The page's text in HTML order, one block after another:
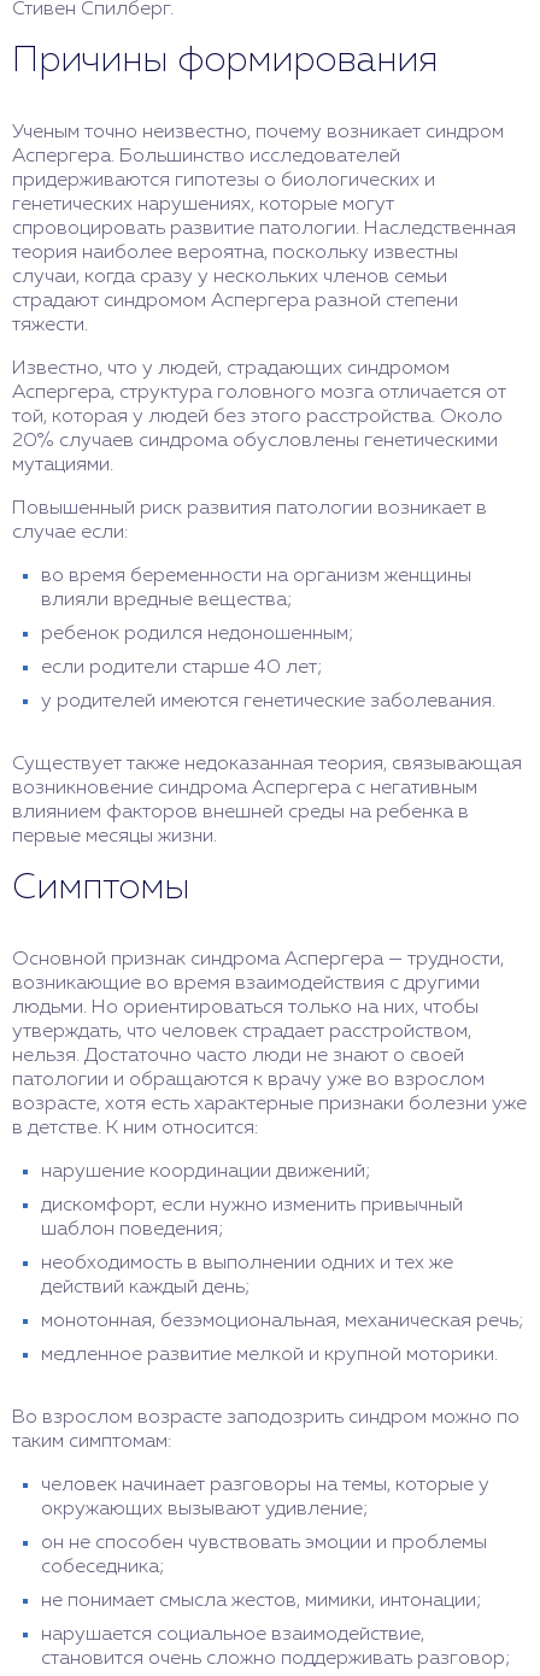
Стивен Спилберг.
Причины формирования
Ученым точно неизвестно, почему возникает синдром
Аспергера. Большинство исследователей
придерживаются гипотезы о биологических и
генетических нарушениях, которые могут
спровоцировать развитие патологии. Наследственная
теория наиболее вероятна, поскольку известны
случаи, когда сразу у нескольких членов семьи
страдают синдромом Аспергера разной степени
тяжести.
Известно, что у людей, страдающих синдромом
Аспергера, структура головного мозга отличается от
той, которая у людей без этого расстройства. Около
20% случаев синдрома обусловлены генетическими
мутациями.
Повышенный риск развития патологии возникает в
случае если:
во время беременности на организм женщины
влияли вредные вещества;
ребенок родился недоношенным;
если родители старше 40 лет;
у родителей имеются генетические заболевания.
Существует также недоказанная теория, связывающая
возникновение синдрома Аспергера с негативным
влиянием факторов внешней среды на ребенка в
первые месяцы жизни.
Симптомы
Основной признак синдрома Аспергера — трудности,
возникающие во время взаимодействия с другими
людьми. Но ориентироваться только на них, чтобы
утверждать, что человек страдает расстройством,
нельзя. Достаточно часто люди не знают о своей
патологии и обращаются к врачу уже во взрослом
возрасте, хотя есть характерные признаки болезни уже
в детстве. К ним относится:
нарушение координации движений;
дискомфорт, если нужно изменить привычный
шаблон поведения;
необходимость в выполнении одних и тех же
действий каждый день;
монотонная, безэмоциональная, механическая речь;
медленное развитие мелкой и крупной моторики.
Во взрослом возрасте заподозрить синдром можно по
таким симптомам:
человек начинает разговоры на темы, которые у
окружающих вызывают удивление;
он не способен чувствовать эмоции и проблемы
собеседника;
не понимает смысла жестов, мимики, интонации;
нарушается социальное взаимодействие,
становится очень сложно поддерживать разговор;